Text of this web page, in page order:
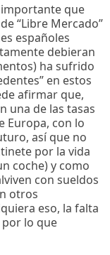
que
“Libre Mercado”
españoles
debieran
ha sufrido
en estos
afirmar que,
una de las tasas
Europa, con lo
así que no
por la vida
coche) y como
con sueldos
otros
eso, la falta
lo que